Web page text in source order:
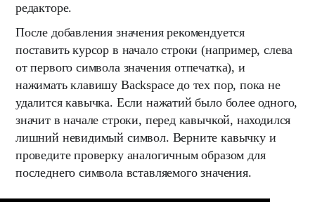
редакторе.
После добавления значения рекомендуется
поставить курсор в начало строки (например, слева
от первого символа значения отпечатка), и
нажимать клавишу Backspace до тех пор, пока не
удалится кавычка. Если нажатий было более одного,
значит в начале строки, перед кавычкой, находился
лишний невидимый символ. Верните кавычку и
проведите проверку аналогичным образом для
последнего символа вставляемого значения.